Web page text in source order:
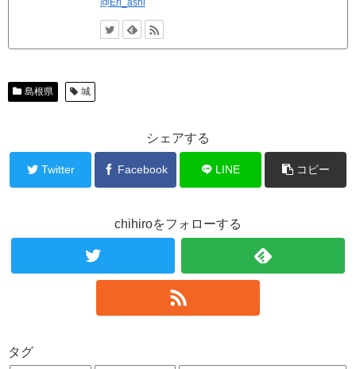
@Eri_ashi
島根県 城
シェアする
Twitter Facebook LINE コピー
chihiroをフォローする
タグ